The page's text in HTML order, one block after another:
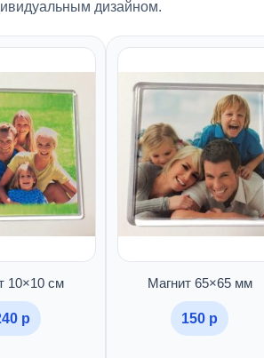
дизайном.
10×10 см
р
Магнит 65×65 мм
150 р